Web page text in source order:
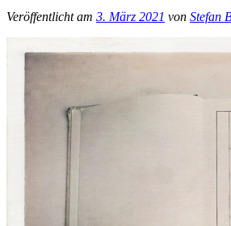
Veröffentlicht am 3. März 2021 von Stefan